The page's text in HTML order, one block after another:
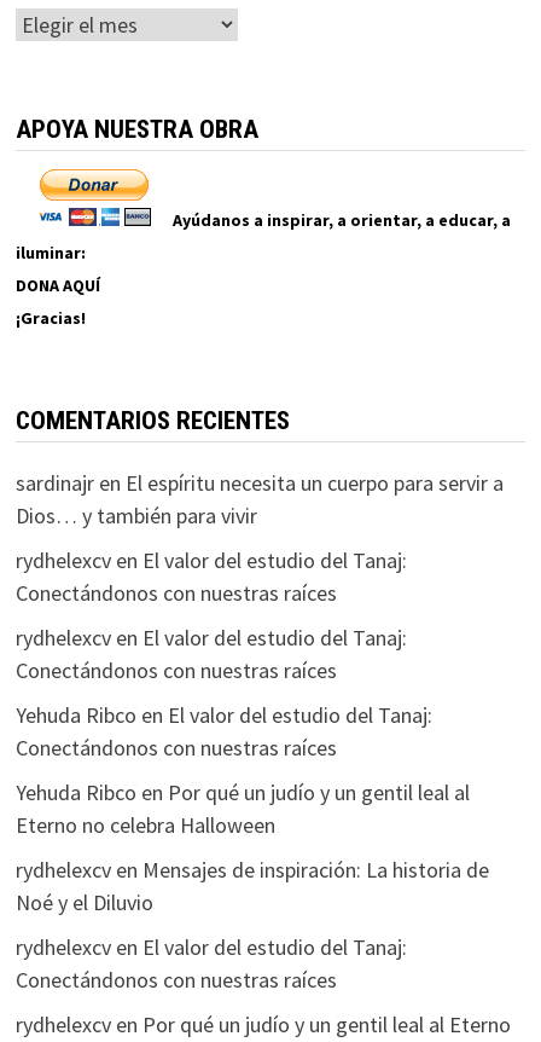
Archivos
APOYA NUESTRA OBRA
Ayúdanos a inspirar, a orientar, a educar, a
iluminar:
DONA AQUÍ
¡Gracias!
COMENTARIOS RECIENTES
sardinajren El espíritu necesita un cuerpo para servir a
Dios… y también para vivir
rydhelexcven El valor del estudio del Tanaj:
Conectándonos con nuestras raíces
rydhelexcven El valor del estudio del Tanaj:
Conectándonos con nuestras raíces
Yehuda Ribco en El valor del estudio del Tanaj:
Conectándonos con nuestras raíces
Yehuda Ribco en Por qué un judío y un gentil leal al
Eterno no celebra Halloween
rydhelexcven Mensajes de inspiración: La historia de
Noé y el Diluvio
rydhelexcven El valor del estudio del Tanaj:
Conectándonos con nuestras raíces
rydhelexcven Por qué un judío y un gentil leal al Eterno